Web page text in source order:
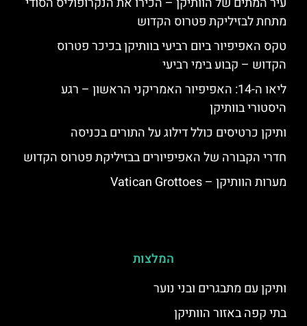
מתחת לבזיליקת פטרוס הקדוש
טקס האפיפיור ביום רביעי בוותיקן בכיכר פטרוס
הקדוש – קבוע בימי רביעי
ליאו ה-14: האפיפיור האמריקני הראשון – רגע
היסטורי בוותיקן
ותיקן כרטיסים כולל דילוג על התורים בכניסה
חדרי הקבורה של האפיפיורים בבזיליקת פטרוס הקדוש
מערות הוותיקן – Vatican Grottoes
המלצות
ותיקן עם מתבגרים ובני נוער
בתי קפה באזור הוותיקן